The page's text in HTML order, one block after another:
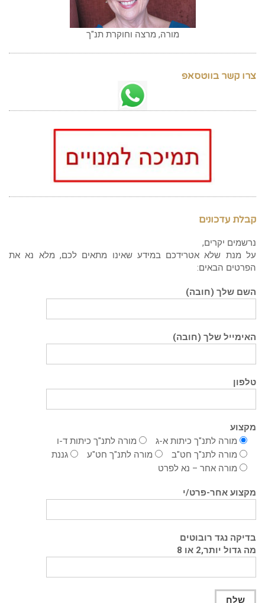
מורה, מרצה וחוקרת תנ"ך
צרו קשר בווטסאפ
קבלת עדכונים
נרשמים יקרים,
על מנת שלא אטרידכם במידע שאינו מתאים לכם, מלא נא את
הפרטים הבאים:
השם שלך (חובה)
האימייל שלך (חובה)
טלפון
מקצוע
מורה לתנ"ך כיתות א-ג
מורה לתנ"ך כיתות ד-ו
מורה לתנ"ך חט"ב
מורה לתנ"ך חט"ע
גננת
מורה אחר – נא לפרט
מקצוע אחר-פרט/י
בדיקה נגד רובוטים
מה גדול יותר,2 או 8